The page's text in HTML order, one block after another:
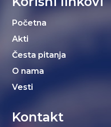
Početna
Akti
Česta pitanja
O nama
Vesti
Kontakt